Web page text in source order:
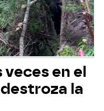
veces en el
la